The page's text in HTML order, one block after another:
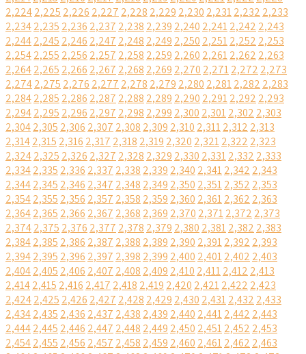
2,2242,225 2,226 2,227 2,228 2,229 2,230 2,2312,232 2,233
2,2342,235 2,236 2,237 2,238 2,239 2,240 2,2412,242 2,243
2,2442,245 2,246 2,247 2,248 2,249 2,250 2,2512,252 2,253
2,2542,255 2,256 2,257 2,258 2,259 2,260 2,2612,262 2,263
2,2642,265 2,266 2,267 2,268 2,269 2,270 2,2712,272 2,273
2,2742,275 2,276 2,277 2,278 2,279 2,280 2,2812,282 2,283
2,2842,285 2,286 2,287 2,288 2,289 2,290 2,2912,292 2,293
2,2942,295 2,296 2,297 2,298 2,299 2,300 2,3012,302 2,303
2,3042,305 2,306 2,307 2,308 2,309 2,310 2,3112,312 2,313
2,3142,315 2,316 2,317 2,318 2,319 2,320 2,3212,322 2,323
2,3242,325 2,326 2,327 2,328 2,329 2,330 2,3312,332 2,333
2,3342,335 2,336 2,337 2,338 2,339 2,340 2,3412,342 2,343
2,3442,345 2,346 2,347 2,348 2,349 2,350 2,3512,352 2,353
2,3542,355 2,356 2,357 2,358 2,359 2,360 2,3612,362 2,363
2,3642,365 2,366 2,367 2,368 2,369 2,370 2,3712,372 2,373
2,3742,375 2,376 2,377 2,378 2,379 2,380 2,3812,382 2,383
2,3842,385 2,386 2,387 2,388 2,389 2,390 2,3912,392 2,393
2,3942,395 2,396 2,397 2,398 2,399 2,400 2,4012,402 2,403
2,4042,405 2,406 2,407 2,408 2,409 2,410 2,4112,412 2,413
2,4142,415 2,416 2,417 2,418 2,419 2,420 2,4212,422 2,423
2,4242,425 2,426 2,427 2,428 2,429 2,430 2,4312,432 2,433
2,4342,435 2,436 2,437 2,438 2,439 2,440 2,4412,442 2,443
2,4442,445 2,446 2,447 2,448 2,449 2,450 2,4512,452 2,453
2,4542,455 2,456 2,457 2,458 2,459 2,460 2,4612,462 2,463